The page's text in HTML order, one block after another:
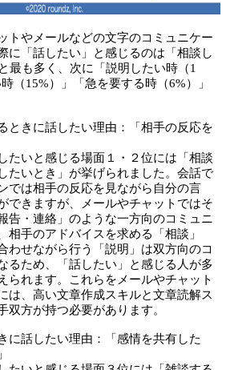
トやメールなどの文字のコミュニケー
に「話したい」と感じるのは「相談し
最も多く、次に「説明したい時（1
（15%）」「急を要する時（6%）」
ときに話したい理由：「相手の反応を
たいと感じる場面１・２位には「相談
たいとき」が挙げられました。会話で
では相手の反応を見ながら自分の言
できますが、メールやチャットではそ
告・連絡」のような一方向のコミュニ
相手のアドバイスを求める「相談」
わせながら行う「説明」は双方向のコ
るため、「話したい」と感じる人が多
られます。これらをメールやチャット
は、高い文章作成スキルと文章読解ス
双方が持つ必要があります。
に話したい理由：「感情を共有した